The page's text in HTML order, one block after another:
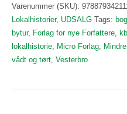
Varenummer (SKU):
Lokalhistorier, UDSALG Tags: bog
bytur, Forlag for nye Forfattere,
lokalhistorie, Micro Forlag,
vådt og tørt, Vesterbro